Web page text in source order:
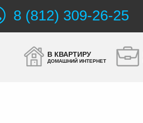
8 (812) 309-26-25
В КВАРТИРУ
ДОМАШНИЙ ИНТЕРНЕТ